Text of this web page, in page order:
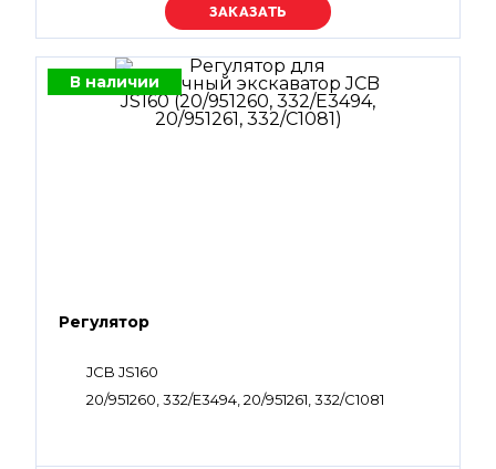
Уточняйте цену
В наличии
Регулятор
JCB JS160
20/951260, 332/E3494, 20/951261, 332/С1081